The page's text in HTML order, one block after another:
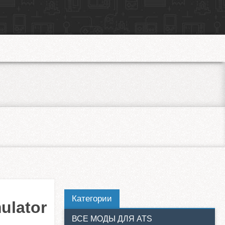
Категории
ВСЕ МОДЫ ДЛЯ ATS